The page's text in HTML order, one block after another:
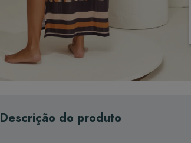
Descrição do produto